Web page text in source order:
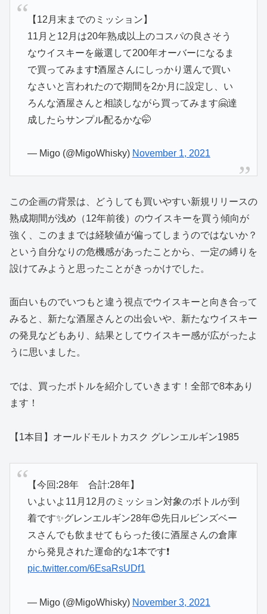
【12月末までのミッション】
11月と12月は20年熟成以上のコスパの良さそう
なウイスキーを厳選して200年オーバーになるま
で買ってみます❗️酒屋さんにしっかり選んで買い
なさいと言われたので期間を2か月に設定し、い
ろんな酒屋さんと相談しながら買ってみます🤗達
成したらサンプル配るかな🤭
— Migo (@MigoWhisky) November 1, 2021
この企画の背景は、どうしても買いやすい新規リリースの
熟成期間が浅め（12年前後）のウイスキーを買う傾向が
強く、このままでは経験値が偏ってしまうのではないか？
という自分なりの危機感があったことから、一定の縛りを
設けてみようと思ったことがきっかけでした。
面白いものでいつもと違う視点でウイスキーと向き合って
みると、新たな酒屋さんとの出会いや、新たなウイスキー
の発見などもあり、結果としてウイスキー感が広がったよ
うに思いました。
では、買ったボトルを紹介していきます！全部で8本あり
ます！
【1本目】オールドモルトカスク グレンエルギン1985
【今回:28年 合計:28年】
いよいよ11月12月のミッション対象のボトルが到
着です✨グレンエルギン28年😍先日ルビンズベー
スさんでも飲ませてもらった後に酒屋さんの倉庫
から発見された運命的な1本です❗️
pic.twitter.com/6EsaRsUDf1
— Migo (@MigoWhisky) November 3, 2021